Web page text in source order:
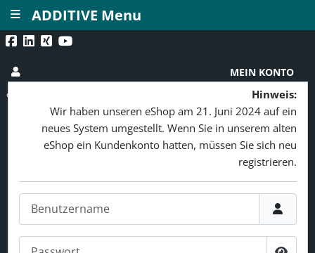
MEIN KONTO
Hinweis:
Wir haben unseren eShop am 21. Juni 2024 auf ein
neues System umgestellt. Wenn Sie in unserem alten
eShop ein Kundenkonto hatten, müssen Sie sich neu
registrieren.
ADDITIVE Menu
≡